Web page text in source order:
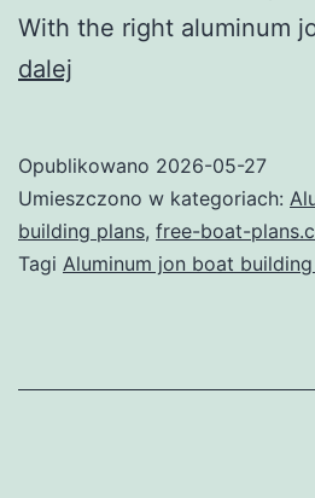
With the right aluminum
dalej
to
Aluminum
Jon
Plans
Opublikowano 2026-05-27
Umieszczono w kategoriach:
building plans, free-boat-
Tagi Aluminum jon boat